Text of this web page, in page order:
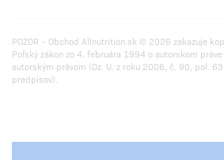
POZOR – Obchod Allnutrition.sk © 2026 zakazuje
Poľský zákon zo 4. februára 1994 o autorskom
autorským právom (Dz. U. z roku 2006, č. 90, pol.
predpisov).